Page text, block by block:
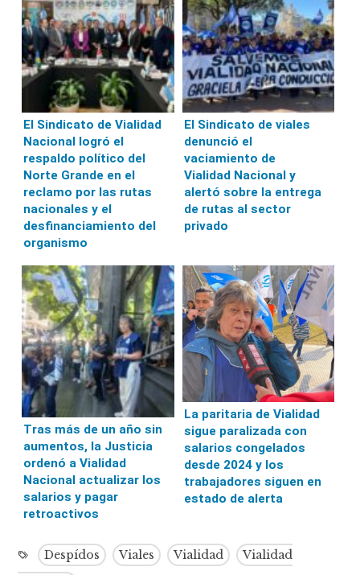
El Sindicato de Vialidad
Nacional logró el
respaldo político del
Norte Grande en el
reclamo por las rutas
nacionales y el
desfinanciamiento del
organismo
El Sindicato de viales
denunció el
vaciamiento de
Vialidad Nacional y
alertó sobre la entrega
de rutas al sector
privado
Tras más de un año sin
aumentos, la Justicia
ordenó a Vialidad
Nacional actualizar los
salarios y pagar
retroactivos
La paritaria de Vialidad
sigue paralizada con
salarios congelados
desde 2024 y los
trabajadores siguen en
estado de alerta
Despídos Viales Vialidad
Vialidad